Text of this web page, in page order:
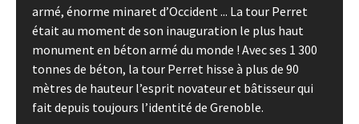
armé, énorme minaret d’Occident ... La tour Perret
était au moment de son inauguration le plus haut
monument en béton armé du monde ! Avec ses 1 300
tonnes de béton, la tour Perret hisse à plus de 90
mètres de hauteur l’esprit novateur et bâtisseur qui
fait depuis toujours l’identité de Grenoble.